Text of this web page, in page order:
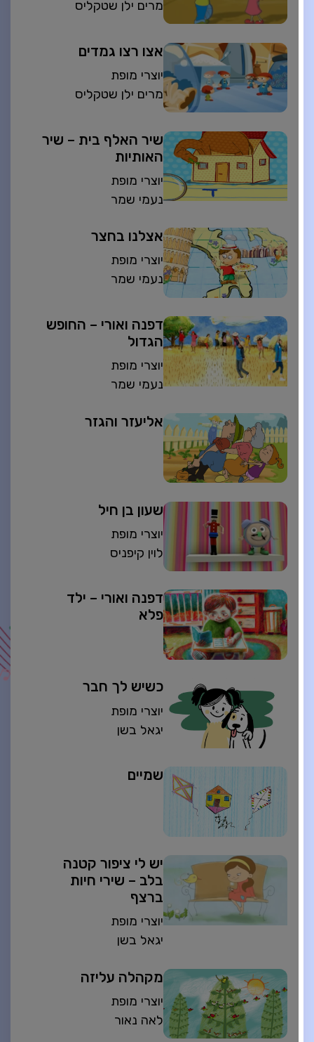
מרים ילן שטקליס
אצו רצו גמדים
יוצרי מופת
מרים ילן שטקליס
שיר האלף בית – שיר
האותיות
יוצרי מופת
נעמי שמר
אצלנו בחצר
יוצרי מופת
נעמי שמר
דפנה ואורי – החופש
הגדול
יוצרי מופת
נעמי שמר
אליעזר והגזר
שעון בן חיל
יוצרי מופת
לוין קיפניס
דפנה ואורי – ילד
פלא
כשיש לך חבר
יוצרי מופת
יגאל בשן
שמיים
יש לי ציפור קטנה
בלב – שירי חיות
ברצף
יוצרי מופת
יגאל בשן
מקהלה עליזה
יוצרי מופת
לאה נאור